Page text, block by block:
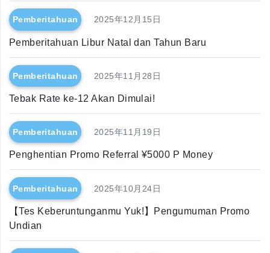
Pemberitahuan 2025年12月15日
Pemberitahuan Libur Natal dan Tahun Baru
Pemberitahuan 2025年11月28日
Tebak Rate ke-12 Akan Dimulai!
Pemberitahuan 2025年11月19日
Penghentian Promo Referral ¥5000 P Money
Pemberitahuan 2025年10月24日
【Tes Keberuntunganmu Yuk!】Pengumuman Promo
Undian